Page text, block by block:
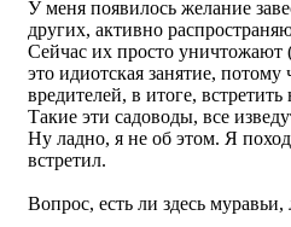
У меня появилось желание
других, активно
Сейчас их просто уничтожают
это идиотская занятие,
вредителей, в итоге,
Такие эти садоводы, все
Ну ладно, я не об этом. Я
встретил.
Вопрос, есть ли здесь